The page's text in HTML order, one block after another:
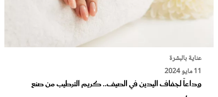
عناية بالبشرة
11 مايو 2024
وداعاً لجفاف اليدين في الصيف.. كريم الترطيب من صنع